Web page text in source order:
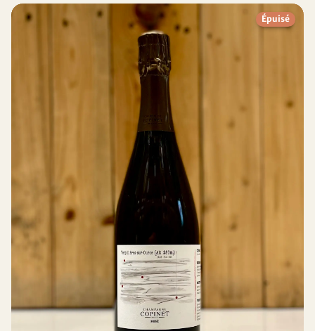
Épuisé